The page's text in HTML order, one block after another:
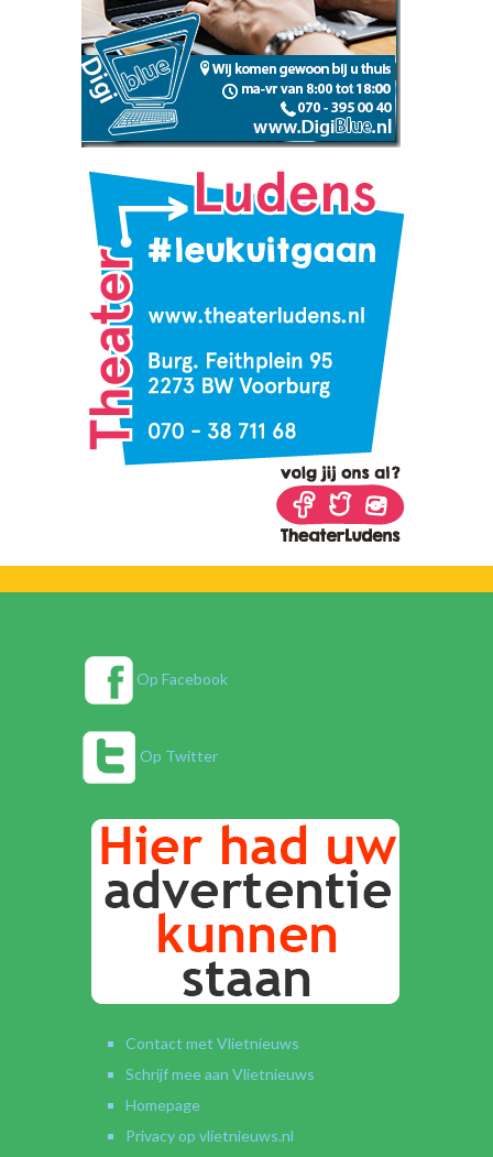
Op Facebook
Op Twitter
Contact met Vlietnieuws
Schrijf mee aan Vlietnieuws
Homepage
Privacy op vlietnieuws.nl